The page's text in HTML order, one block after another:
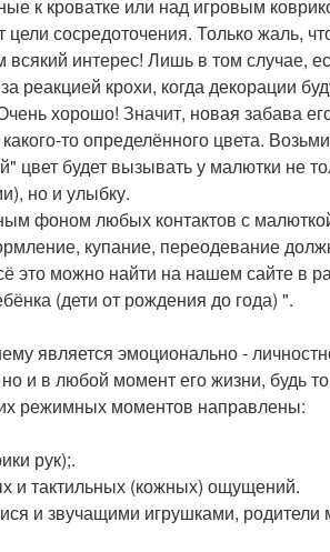
к кроватке или над игровым
сосредоточения. Только жаль,
интерес! Лишь в том случае,
реакцией крохи, когда декорации
хорошо! Значит, новая забава
то определённого цвета.
цвет будет вызывать у малютки не
но и улыбку.
фоном любых контактов с
купание, переодевание
это можно найти на нашем сайте в
(дети от рождения до года) ".
является эмоционально -
и в любой момент его жизни, будь
режимных моментов направлены:
рук);.
и тактильных (кожных) ощущений.
и звучащими игрушками, родители